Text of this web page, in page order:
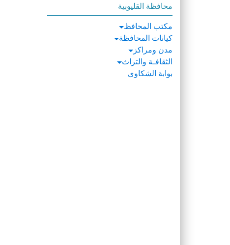
محافظة القليوبية
مكتب المحافظ
كيانات المحافظة
مدن ومراكز
الثقافـة والتراث
بوابة الشكاوى